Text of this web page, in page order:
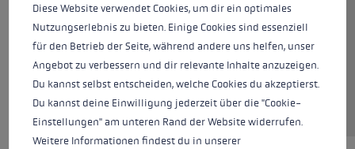
Farben neonyellow-black
Diese Website verwendet Cookies, um dir ein optimales
Nutzungserlebnis zu bieten. Einige Cookies sind essenziell
für den Betrieb der Seite, während andere uns helfen, unser
Angebot zu verbessern und dir relevante Inhalte anzuzeigen.
Du kannst selbst entscheiden, welche Cookies du akzeptierst.
Du kannst deine Einwilligung jederzeit über die "Cookie-
Einstellungen" am unteren Rand der Website widerrufen.
Weitere Informationen findest du in unserer